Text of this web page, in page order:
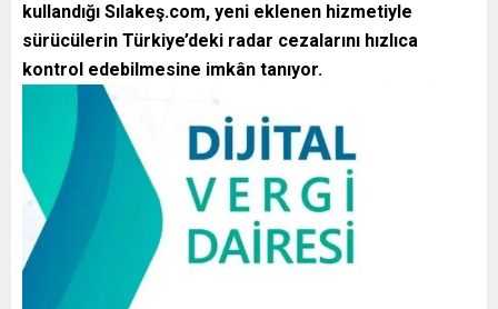
kullandığı Sılakeş.com, yeni eklenen hizmetiyle
sürücülerin Türkiye’deki radar cezalarını hızlıca
kontrol edebilmesine imkân tanıyor.